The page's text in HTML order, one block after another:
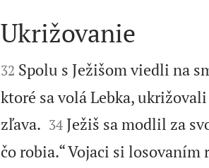

Ukrižovanie

32 Spolu s Ježišom viedli na
ktoré sa volá Lebka,
zľava.
34 Ježiš sa modlil za
čo robia.“ Vojaci si